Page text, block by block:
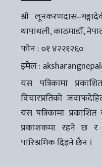
श्री
थापाथली, काठमाडौँ,
फोन : ०१ ४२२१२६०
इमेल :
यस पत्रिकामा
विचारप्रतिको
यस पत्रिकामा प्रकाशित
प्रकाशकमा रहने छ र
पारिश्रमिक दिइने छैन ।